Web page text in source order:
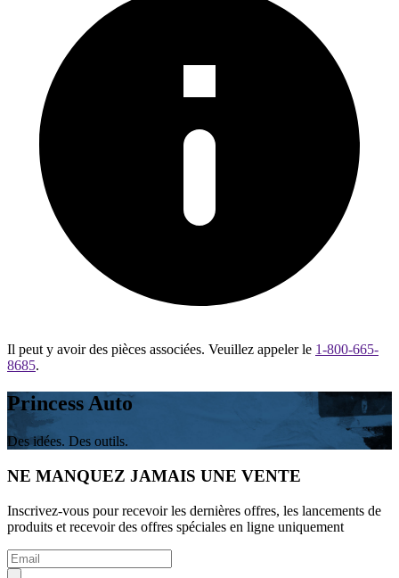
Il peut y avoir des pièces associées. Veuillez appeler le 1-800-665-
8685.
Princess Auto
Des idées. Des outils.
NE MANQUEZ JAMAIS UNE VENTE
Inscrivez-vous pour recevoir les dernières offres, les lancements de
produits et recevoir des offres spéciales en ligne uniquement